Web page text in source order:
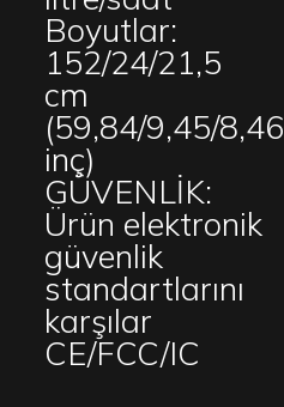
Boyutlar:
152/24/21,5
cm
(59,84/9,45/8,46
inç)
GÜVENLİK:
Ürün elektronik
güvenlik
standartlarını
karşılar
CE/FCC/IC